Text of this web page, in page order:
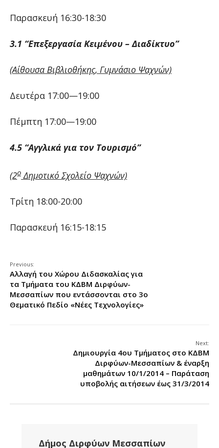
Παρασκευή 16:30-18:30
3.1 “Επεξεργασία Κειμένου – Διαδίκτυο”
(Αίθουσα Βιβλιοθήκης, Γυμνάσιο Ψαχνών)
Δευτέρα 17:00—19:00
Πέμπτη 17:00—19:00
4.5 “Αγγλικά για τον Τουρισμό”
(2ο Δημοτικό Σχολείο Ψαχνών)
Τρίτη 18:00-20:00
Παρασκευή 16:15-18:15
Previous:
Αλλαγή του Χώρου Διδασκαλίας για
τα Τμήματα του ΚΔΒΜ Διρφύων-
Μεσσαπίων που εντάσσονται στο 3ο
Θεματικό Πεδίο «Νέες Τεχνολογίες»
Next:
Δημιουργία 4ου Τμήματος στο ΚΔΒΜ
Διρφύων-Μεσσαπίων & έναρξη
μαθημάτων 10/1/2014 – Παράταση
υποβολής αιτήσεων έως 31/3/2014
Δήμος Διρφύων Μεσσαπίων